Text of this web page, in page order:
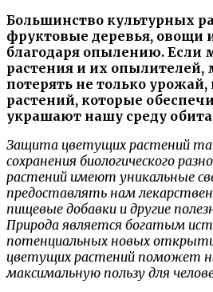
Большинство культурных
фруктовые деревья, овощи
благодаря опылению. Если
растения и их
потерять не только урожай,
растений, которые
украшают нашу среду
Защита цветущих растений
сохранения биологического
растений имеют уникальные
предоставлять нам
пищевые добавки и другие
Природа является богатым
потенциальных новых
цветущих растений поможет
максимальную пользу для